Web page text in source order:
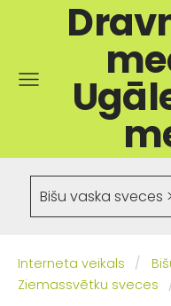
Bišu vaska sveces
Interneta veikals
Ziemassvētku sveces